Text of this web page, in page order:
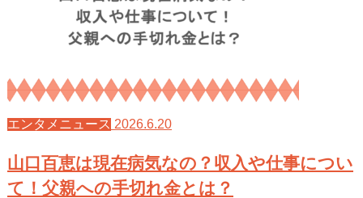
エンタメニュース 2026.6.20
山口百恵は現在病気なの？収入や仕事につい
て！父親への手切れ金とは？